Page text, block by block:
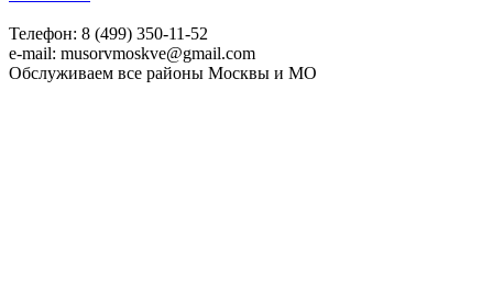
Телефон: 8 (499) 350-11-52
e-mail: musorvmoskve@gmail.com
Обслуживаем все районы Москвы и МО